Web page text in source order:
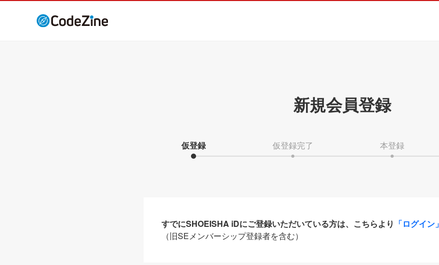
新規会員登録
仮登録 仮登録完了 本登録
すでにSHOEISHA iDにご登録いただいている方は、こちらより 「ログイン」
（旧SEメンバーシップ登録者を含む）